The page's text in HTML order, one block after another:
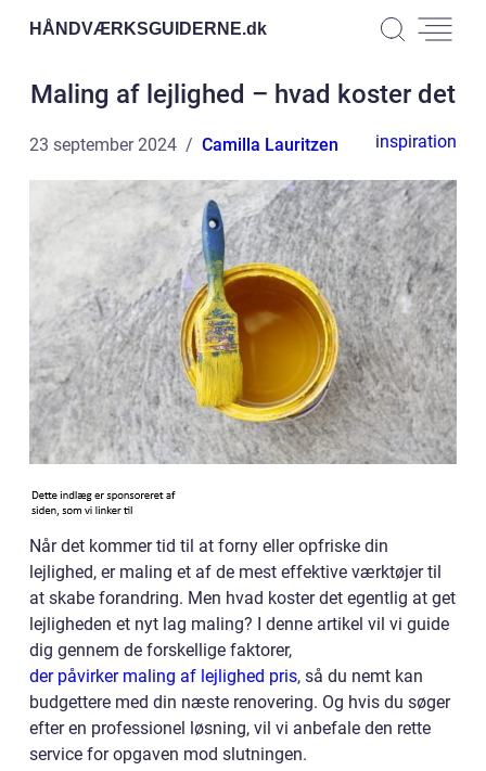
HÅNDVÆRKSGUIDERNE.dk
Maling af lejlighed – hvad koster det
23 september 2024 Camilla Lauritzen inspiration
Når det kommer tid til at forny eller opfriske din
lejlighed, er maling et af de mest effektive værktøjer til
at skabe forandring. Men hvad koster det egentlig at get
lejligheden et nyt lag maling? I denne artikel vil vi guide
dig gennem de forskellige faktorer,
der påvirker maling af lejlighed pris, så du nemt kan
budgettere med din næste renovering. Og hvis du søger
efter en professionel løsning, vil vi anbefale den rette
service for opgaven mod slutningen.